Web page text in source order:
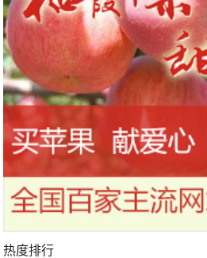
热度排行